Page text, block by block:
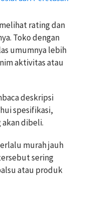
rating dan
Toko dengan
umumnya lebih
aktivitas atau
deskripsi
spesifikasi,
akan dibeli.
murah jauh
sering
atau produk